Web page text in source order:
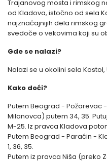
Trajanovog mosta i rimskog
od Kladova, istočno od sela
najznačajnijih dela rimskog
svedoče o vekovima koji su
Gde se nalazi?
Nalazi se u okolini sela
Kako doći?
Putem Beograd - Požarevac
Milanovca) putem 34, 35.
M-25. Iz pravca Kladova
Putem Beograd - Paraćin -
1, 36, 35.
Putem iz pravca Niša (preko